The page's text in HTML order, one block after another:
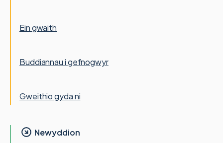
Ein gwaith
Buddiannau i gefnogwyr
Gweithio gyda ni
Newyddion